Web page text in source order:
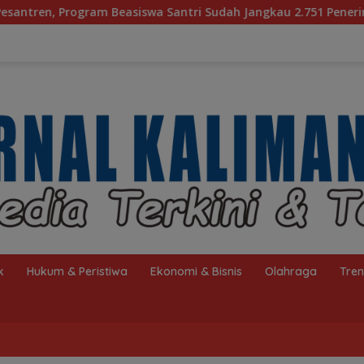
Sudah Jangkau 2.751 Penerima Bagaimana KIP
Hukum & Peristiwa Ekonomi & Bisnis Olahraga